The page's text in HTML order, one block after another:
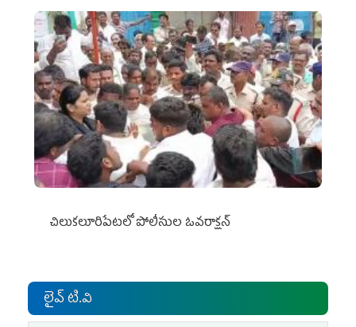
చిలుక‌లూరిపేట‌లో పోలీసుల ఓవ‌రాక్ష‌న్‌
లైవ్ టి.వి